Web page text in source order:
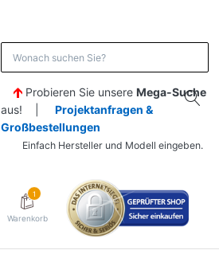
Probieren Sie unsere Mega-Suche
aus! | Projektanfragen &
Großbestellungen
Einfach Hersteller und Modell eingeben.
1
Warenkorb